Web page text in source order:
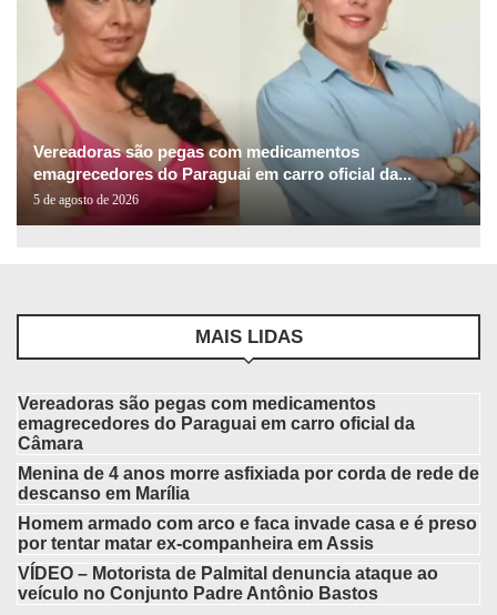
Vereadoras são pegas com medicamentos
emagrecedores do Paraguai em carro oficial da...
5 de agosto de 2026
MAIS LIDAS
Vereadoras são pegas com medicamentos
emagrecedores do Paraguai em carro oficial da
Câmara
Menina de 4 anos morre asfixiada por corda de rede de
descanso em Marília
Homem armado com arco e faca invade casa e é preso
por tentar matar ex-companheira em Assis
VÍDEO – Motorista de Palmital denuncia ataque ao
veículo no Conjunto Padre Antônio Bastos